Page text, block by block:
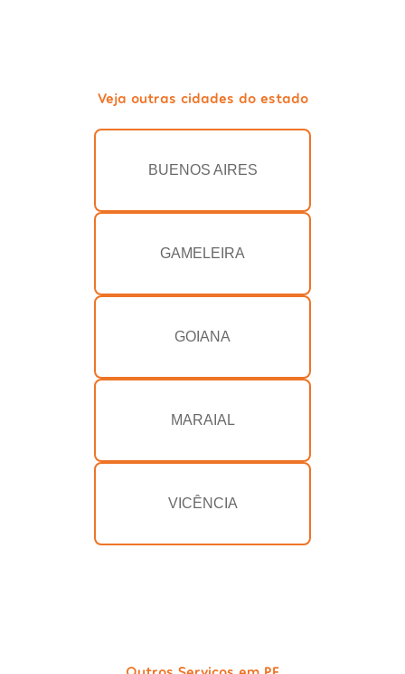
Veja outras cidades do estado
BUENOS AIRES
GAMELEIRA
GOIANA
MARAIAL
VICÊNCIA